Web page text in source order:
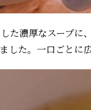
た濃厚なスープ
た。一口ごとに